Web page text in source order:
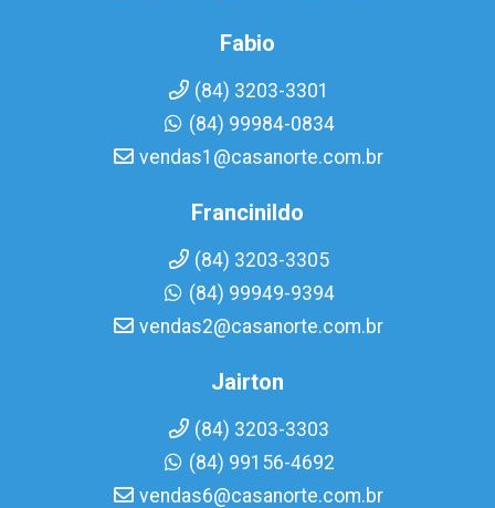
Fabio
(84) 3203-3301
(84) 99984-0834
vendas1@casanorte.com.br
Francinildo
(84) 3203-3305
(84) 99949-9394
vendas2@casanorte.com.br
Jairton
(84) 3203-3303
(84) 99156-4692
vendas6@casanorte.com.br